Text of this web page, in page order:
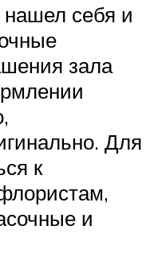
себя и
зала
Для
к
и